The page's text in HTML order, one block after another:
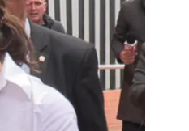
la Lotería:
ser más
tengan fe